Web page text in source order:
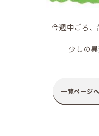
今週中ごろ、
少しの
一覧ページ